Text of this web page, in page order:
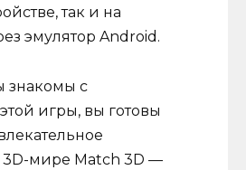
так и на
эмулятор Android.
знакомы с
игры, вы готовы
мире Match 3D —